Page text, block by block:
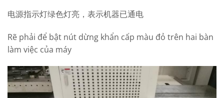
电源指示灯绿色灯亮，表示机器已通电
Rẽ phải để bật nút dừng khẩn cấp màu đỏ trên hai bàn
làm việc của máy